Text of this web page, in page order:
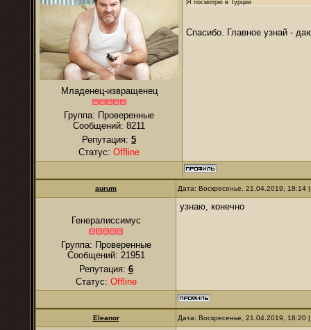
Младенец-извращенец
Группа: Проверенные
Сообщений: 8211
Репутация: 5
Статус: Offline
Я посмотрю в Турции
Спасибо. Главное узнай -
аurum Дата: Воскресенье, 21.04.2019,
Генералиссимус
Группа: Проверенные
Сообщений: 21951
Репутация: 6
Статус: Offline
узнаю, конечно
Eleanor Дата: Воскресенье, 21.04.2019,